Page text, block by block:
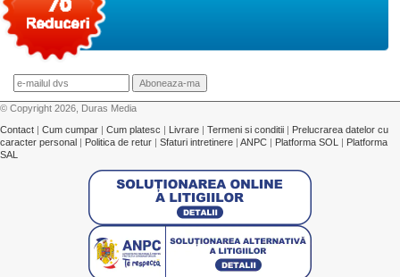
© Copyright 2026, Duras Media
Contact | Cum cumpar | Cum platesc | Livrare | Termeni si conditii | Prelucrarea datelor cu
caracter personal | Politica de retur | Sfaturi intretinere | ANPC | Platforma SOL | Platforma
SAL